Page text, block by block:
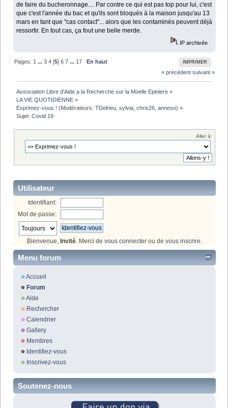
de faire du bucheronnage.... Par contre ce qui est pas top pour lui, c'est
que c'est l'année du bac et qu'ils sont bloqués à la maison jusqu'au 13
mars en tant que "cas contact"... alors que les contaminés peuvent déjà
ressortir. En tout cas, ça fout une belle merde.
IP archivée
IMPRIMER
Pages: 1 ...3 4 [5]6 7 ... 17
En haut
« précédent suivant »
Association Libre d'Aide a la Recherche sur la Moelle Epiniere »
LA VIE QUOTIDIENNE »
Exprimez-vous ! (Modérateurs:TDelrieu ,sylvia ,chris26 ,anneso) »
Sujet:Covid 19
Aller à:
Utilisateur
Identifiant:
Mot de passe:
Bienvenue, Invité. Merci de vous connecter ou de vous inscrire.
Menu forum
Accueil
Forum
Aide
Rechercher
Calendrier
Gallery
Membres
Identifiez-vous
Inscrivez-vous
Soutenez-nous